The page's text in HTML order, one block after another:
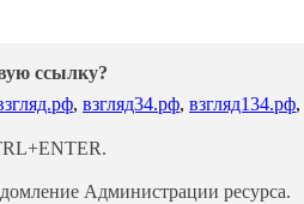
, взгляд34.рф, взгляд134.рф,
ссылку?
Администрации ресурса.